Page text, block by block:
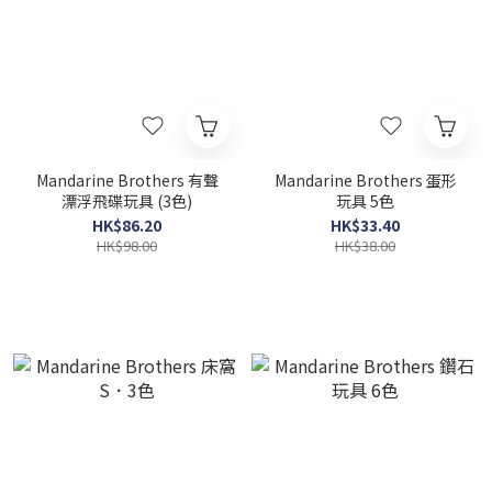
Mandarine Brothers 有聲
漂浮飛碟玩具 (3色)
HK$86.20
HK$98.00
Mandarine Brothers 蛋形
玩具 5色
HK$33.40
HK$38.00